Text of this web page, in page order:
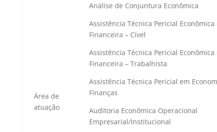
Área de
atuação
Análise de Conjuntura Econômica
Assistência Técnica Pericial Econômica
Financeira – Cível
Assistência Técnica Pericial Econômica
Financeira – Trabalhista
Assistência Técnica Pericial em
Finanças
Auditoria Econômica Operacional
Empresarial/Institucional